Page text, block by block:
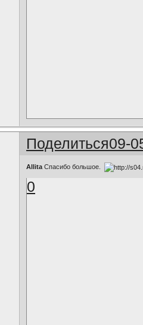
Поделиться09-
AllitaСпасибо большое.
0